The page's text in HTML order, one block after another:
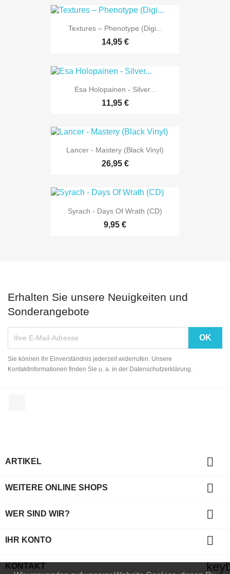
Textures – Phenotype (Digi...
14,95 €
Esa Holopainen - Silver...
11,95 €
Lancer - Mastery (Black Vinyl)
26,95 €
Syrach - Days Of Wrath (CD)
9,95 €
Erhalten Sie unsere Neuigkeiten und
Sonderangebote
Sie können Ihr Einverständnis jederzeit widerrufen. Unsere
Kontaktinformationen finden Sie u. a. in der Datenschutzerklärung.
ARTIKEL 
WEITERE ONLINE SHOPS 
WER SIND WIR? 
IHR KONTO 
KONTAKT